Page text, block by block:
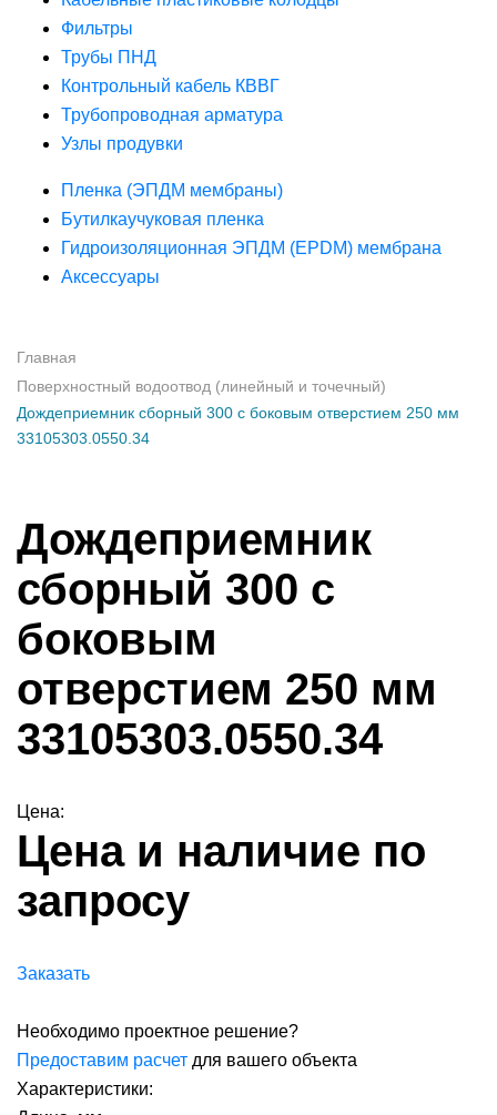
Фильтры
Трубы ПНД
Контрольный кабель КВВГ
Трубопроводная арматура
Узлы продувки
Пленка (ЭПДМ мембраны)
Бутилкаучуковая пленка
Гидроизоляционная ЭПДМ (EPDM) мембрана
Аксессуары
Главная
Поверхностный водоотвод (линейный и точечный)
Дождеприемник сборный 300 с боковым отверстием 250 мм
33105303.0550.34
Дождеприемник
сборный 300 с
боковым
отверстием 250 мм
33105303.0550.34
Цена:
Цена и наличие по
запросу
Заказать
Необходимо проектное решение?
Предоставим расчет для вашего объекта
Характеристики: